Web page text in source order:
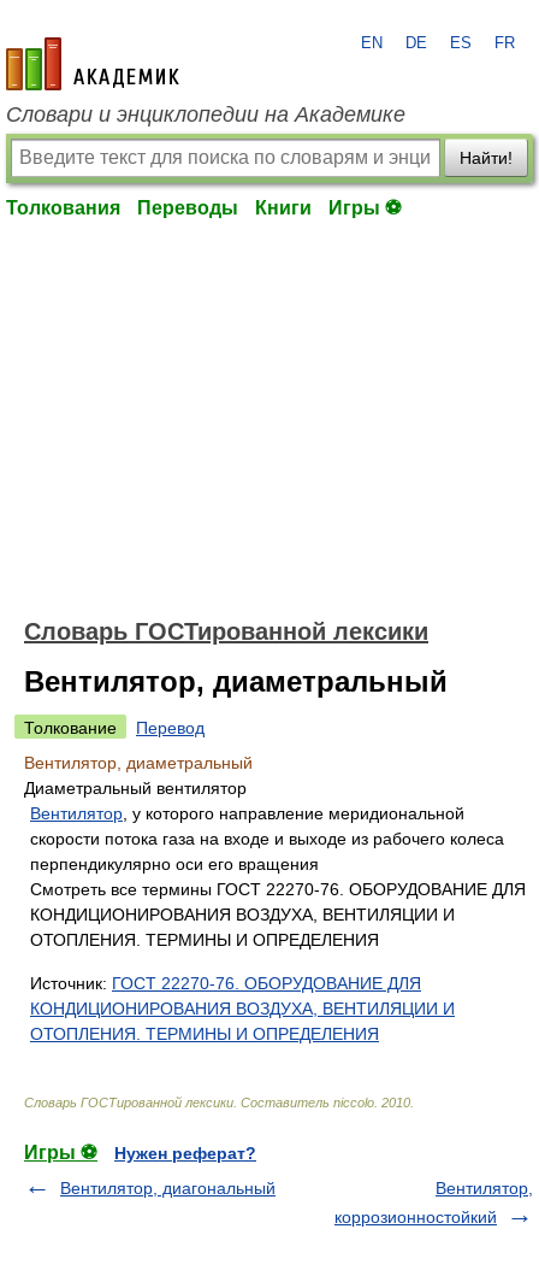
academic.ru
EN DE ES FR
Словари и энциклопедии на Академике
Найти!
Толкования Переводы Книги Игры ⚽
Словарь ГОСТированной лексики
Вентилятор, диаметральный
Толкование
Перевод
Вентилятор, диаметральный
Диаметральный вентилятор
Вентилятор , у которого направление меридиональной
скорости потока газа на входе и выходе из рабочего колеса
перпендикулярно оси его вращения
Смотреть все термины ГОСТ 22270-76. ОБОРУДОВАНИЕ ДЛЯ
КОНДИЦИОНИРОВАНИЯ ВОЗДУХА, ВЕНТИЛЯЦИИ И
ОТОПЛЕНИЯ. ТЕРМИНЫ И ОПРЕДЕЛЕНИЯ
Источник: ГОСТ 22270-76. ОБОРУДОВАНИЕ ДЛЯ
КОНДИЦИОНИРОВАНИЯ ВОЗДУХА, ВЕНТИЛЯЦИИ И
ОТОПЛЕНИЯ. ТЕРМИНЫ И ОПРЕДЕЛЕНИЯ
Словарь ГОСТированной лексики Составитель niccolo 2010
Игры ⚽
Нужен реферат?
Вентилятор, диагональный
Вентилятор,
коррозионностойкий